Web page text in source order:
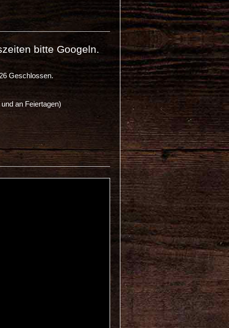
bitte Googeln.
Geschlossen.
an Feiertagen)